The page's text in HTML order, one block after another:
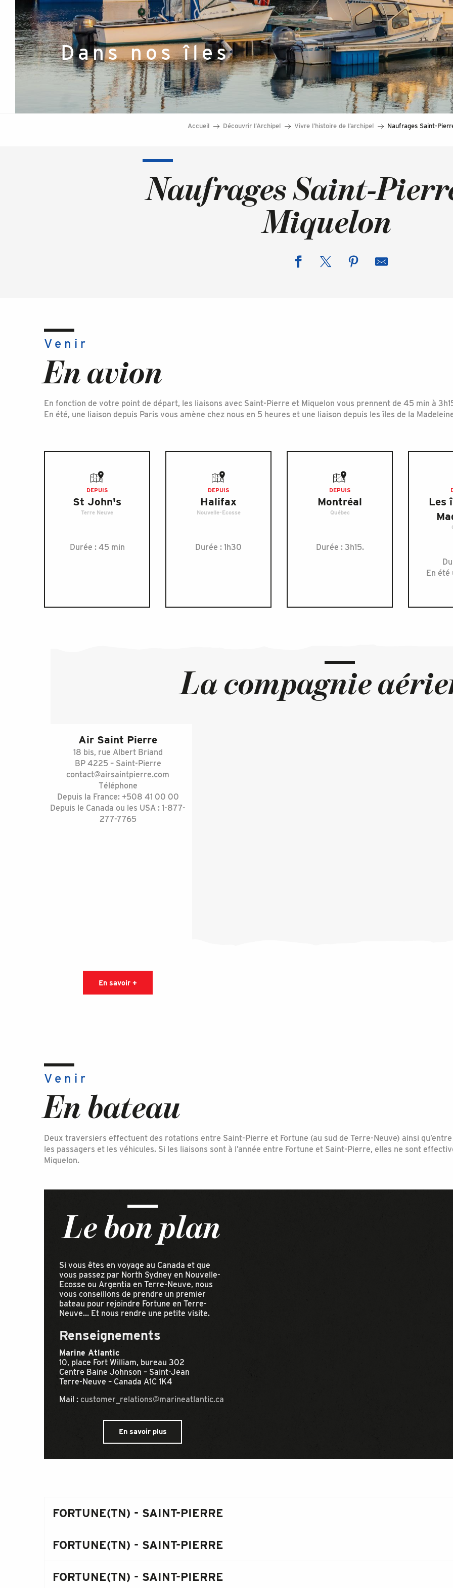
Dans nos îles
Accueil Découvrir l’Archipel Vivre l’histoire de l’archipel Naufrages Saint-
Naufrages Saint-
Miquelon
Venir
En avion
En fonction de votre point de départ, les liaisons avec Saint-Pierre et Miquelon vous prennent de 45 min à
En été, une liaison depuis Paris vous amène chez nous en 5 heures et une liaison depuis les îles de la
DEPUIS
St John's
Terre Neuve
Durée : 45 min
DEPUIS
Halifax
Nouvelle-Ecosse
Durée : 1h30
DEPUIS
Montréal
Québec
Durée : 3h15.
Les
En été
La compagnie
Air Saint Pierre
18 bis, rue Albert Briand
BP 4225 – Saint-Pierre
contact@airsaintpierre.com
Téléphone
Depuis la France: +508 41 00 00
Depuis le Canada ou les USA : 1-877-
277-7765
En savoir +
Venir
En bateau
Deux traversiers effectuent des rotations entre Saint-Pierre et Fortune (au sud de Terre-Neuve) ainsi
les passagers et les véhicules. Si les liaisons sont à l’année entre Fortune et Saint-Pierre, elles ne sont
Miquelon.
Le bon plan
Si vous êtes en voyage au Canada et que
vous passez par North Sydney en Nouvelle-
Ecosse ou Argentia en Terre-Neuve, nous
vous conseillons de prendre un premier
bateau pour rejoindre Fortune en Terre-
Neuve… Et nous rendre une petite visite.
Renseignements
Marine Atlantic
10, place Fort William, bureau 302
Centre Baine Johnson – Saint-Jean
Terre-Neuve – Canada A1C 1K4
Mail : customer_relations@marineatlantic.ca
En savoir plus
FORTUNE(TN) - SAINT-PIERRE
FORTUNE(TN) - SAINT-PIERRE
FORTUNE(TN) - SAINT-PIERRE